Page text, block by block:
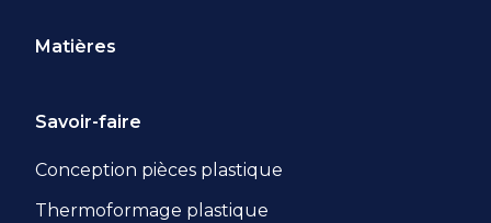
Matières
Savoir-faire
Conception pièces plastique
Thermoformage plastique